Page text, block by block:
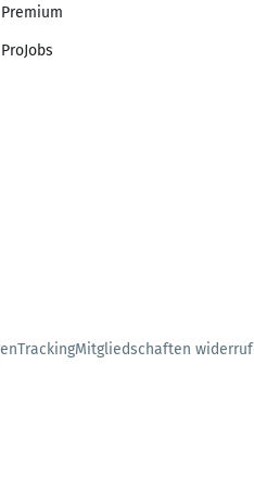
Premium
ProJobs
TrackingMitgliedschaften